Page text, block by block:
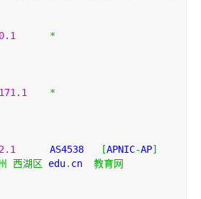
0.1
*
171.1
*
2.1
      AS4538
[APNIC-AP]
西湖区 edu. cn 教育网